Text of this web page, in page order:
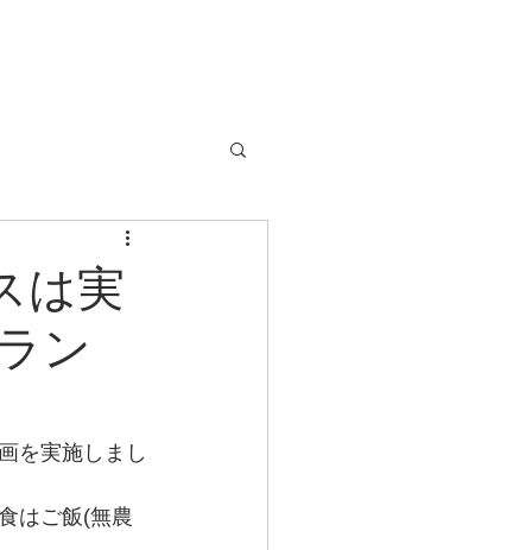
は実
ン
を実施しまし
はご飯(無農